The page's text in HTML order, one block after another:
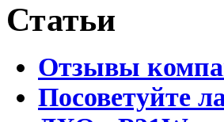
Статьи
Отзывы
Посоветуйте